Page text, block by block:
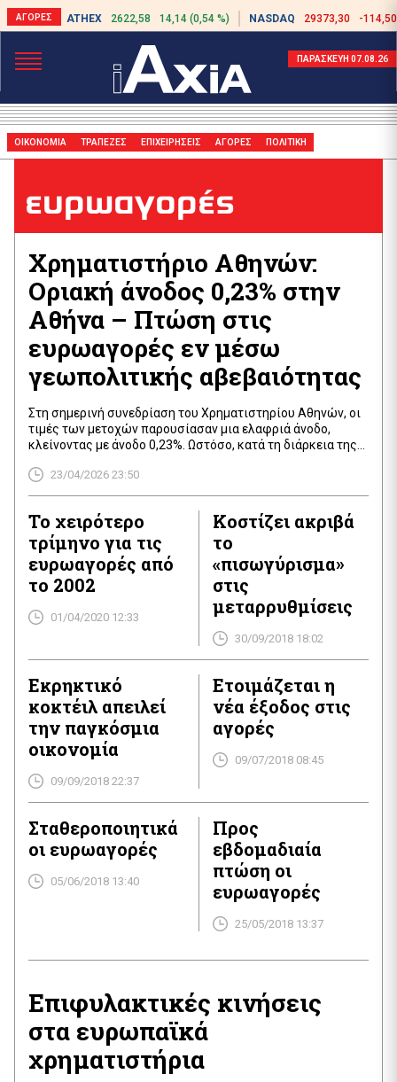
ATHEX 2622,58 14,14 (0,54 %) NASDAQ 29373,30 -
ΠΑΡΑΣΚΕΥΗ 07.08.26
ΟΙΚΟΝΟΜΙΑ ΤΡΑΠΕΖΕΣ ΕΠΙΧΕΙΡΗΣΕΙΣ ΑΓΟΡΕΣ ΠΟΛΙΤΙΚΗ
ευρωαγορές
Χρηματιστήριο Αθηνών:
Οριακή άνοδος 0,23% στην
Αθήνα – Πτώση στις
ευρωαγορές εν μέσω
γεωπολιτικής αβεβαιότητας
Στη σημερινή συνεδρίαση του Χρηματιστηρίου Αθηνών, οι
τιμές των μετοχών παρουσίασαν μια ελαφριά άνοδο,
κλείνοντας με άνοδο 0,23%. Ωστόσο, κατά τη διάρκεια της
να καταγράφουν απώλειες. Η συνολική αξία των
συναλλαγών στο Χρηματιστήριο Αθηνών έφτασε τα 200,18
εκατ. ευρώ, με 29.788.511 μετοχές να διακινούνται. Παρά τη
[…]
23/04/2026 23:50
Το χειρότερο
τρίμηνο για τις
ευρωαγορές από
το 2002
01/04/2020 12:33
Κοστίζει ακριβά
το
«πισωγύρισμα»
στις
μεταρρυθμίσεις
30/09/2018 18:02
Εκρηκτικό
κοκτέιλ απειλεί
την παγκόσμια
οικονομία
09/09/2018 22:37
Ετοιμάζεται η
νέα έξοδος στις
αγορές
09/07/2018 08:45
Σταθεροποιητικά
οι ευρωαγορές
05/06/2018 13:40
Προς
εβδομαδιαία
πτώση οι
ευρωαγορές
25/05/2018 13:37
Επιφυλακτικές κινήσεις
στα ευρωπαϊκά
χρηματιστήρια